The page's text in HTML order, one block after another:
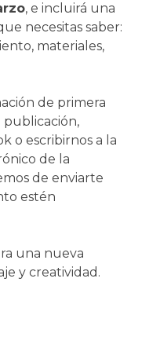
, e incluirá una
necesitas saber:
materiales,
de primera
publicación,
o escribirnos a la
de la
de enviarte
estén
una nueva
y creatividad.